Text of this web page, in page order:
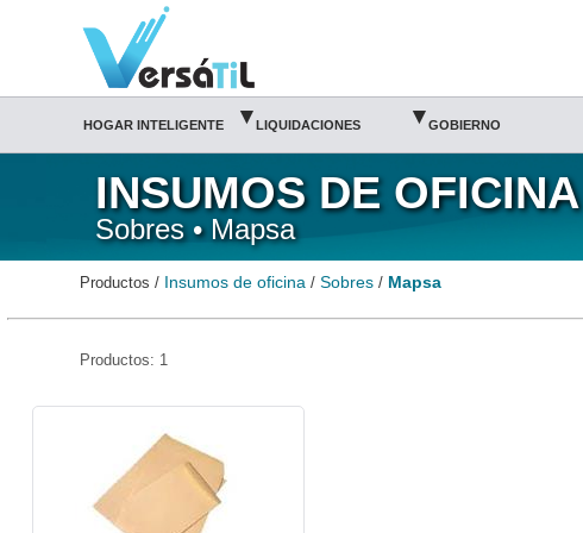
Mapsa/Sobres/Insumos de oficina|Versátil TI
HOGAR INTELIGENTE ▾ LIQUIDACIONES ▾ GOBIERNO
INSUMOS DE OFICINA
Sobres • Mapsa
Productos / Insumos de oficina /Sobres / Mapsa
Productos: 1